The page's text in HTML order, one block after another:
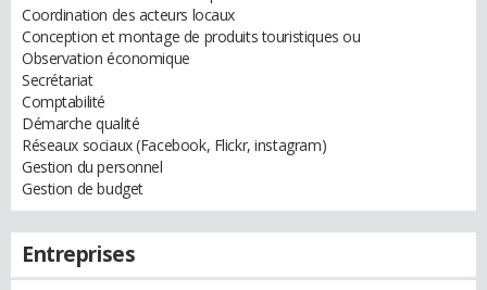
Coordination des acteurs locaux
Conception et montage de produits touristiques ou
Observation économique
Secrétariat
Comptabilité
Démarche qualité
Réseaux sociaux (Facebook, Flickr, instagram)
Gestion du personnel
Gestion de budget
Entreprises